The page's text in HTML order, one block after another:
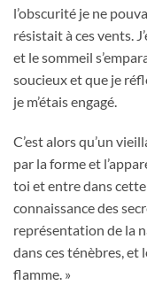
l’obscurité je ne
résistait à ces vents.
et le sommeil
soucieux et que je
je m’étais engagé.
C’est alors qu’un
par la forme et
toi et entre dans cette
connaissance des
représentation de la
dans ces ténèbres,
flamme. »